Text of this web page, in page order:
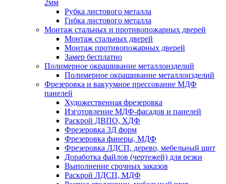
2мм
Рубка листового металла
Гибка листового металла
Монтаж стальных и противопожарных дверей
Монтаж стальных дверей
Монтаж противопожарных дверей
Замер бесплатно
Полимерное окрашивание металлоизделий
Полимерное окрашивание металлоизделий
Фрезеровка и вакуумное прессование МДФ
панелей
Художественная фрезеровка
Изготовление МДФ-фасадов и панелей
Раскрой ДВПО, ХДФ
Фрезеровка 3Д форм
Фрезеровка фанеры, МДФ
Фрезеровка ЛДСП, дерево, мебельный щит
Доработка файлов (чертежей) для резки
Выполнение срочных заказов
Раскрой ЛДСП, МДФ